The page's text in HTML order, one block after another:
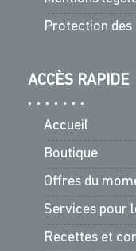
Protection des
ACCÈS RAPIDE
Accueil
Boutique
Offres du
Services pour
Recettes et